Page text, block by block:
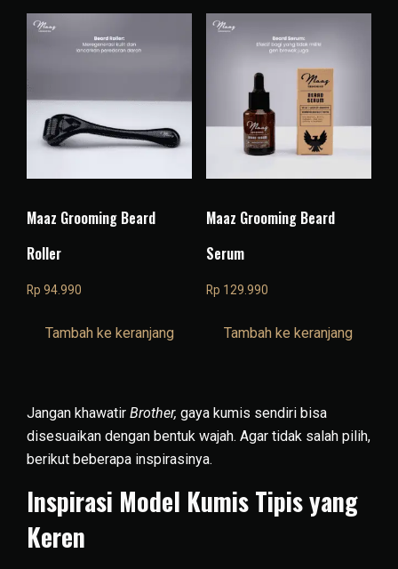
Maaz Grooming Beard
Roller
Rp 94.990
Tambah ke keranjang
Maaz Grooming Beard
Serum
Rp 129.990
Tambah ke keranjang
Jangan khawatir Brother, gaya kumis sendiri bisa
disesuaikan dengan bentuk wajah. Agar tidak salah pilih,
berikut beberapa inspirasinya.
Inspirasi Model Kumis Tipis yang
Keren